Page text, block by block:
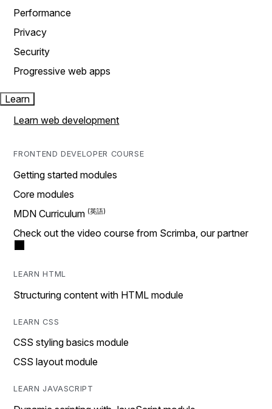
Performance
Privacy
Security
Progressive web apps
Learn
Learn web development
FRONTEND DEVELOPER COURSE
Getting started modules
Core modules
MDN Curriculum
Check out the video course from Scrimba, our partner
LEARN HTML
Structuring content with HTML module
LEARN CSS
CSS styling basics module
CSS layout module
LEARN JAVASCRIPT